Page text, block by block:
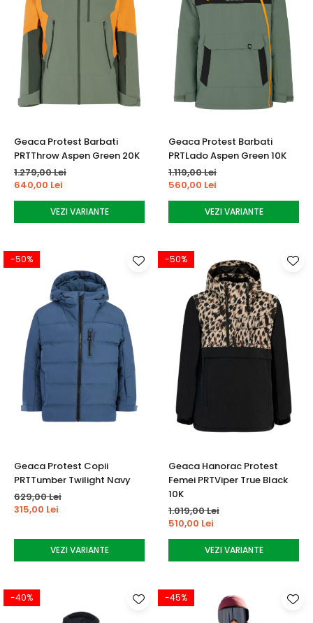
Geaca Protest Barbati
PRTThrow Aspen Green 20K
1.279,00 Lei
640,00 Lei
VEZI VARIANTE
Geaca Protest Barbati
PRTLado Aspen Green 10K
1.119,00 Lei
560,00 Lei
VEZI VARIANTE
-50%
Geaca Protest Copii
PRTTumber Twilight Navy
629,00 Lei
315,00 Lei
VEZI VARIANTE
-50%
Geaca Hanorac Protest
Femei PRTViper True Black
10K
1.019,00 Lei
510,00 Lei
VEZI VARIANTE
-40% -45%